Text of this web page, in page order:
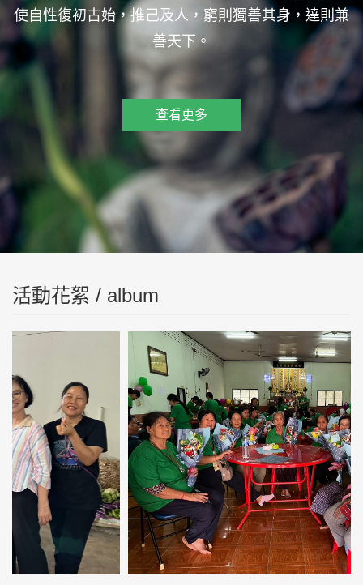
使自性復初古始，推己及人，窮則獨善其身，達則兼
善天下。
查看更多
活動花絮 / album